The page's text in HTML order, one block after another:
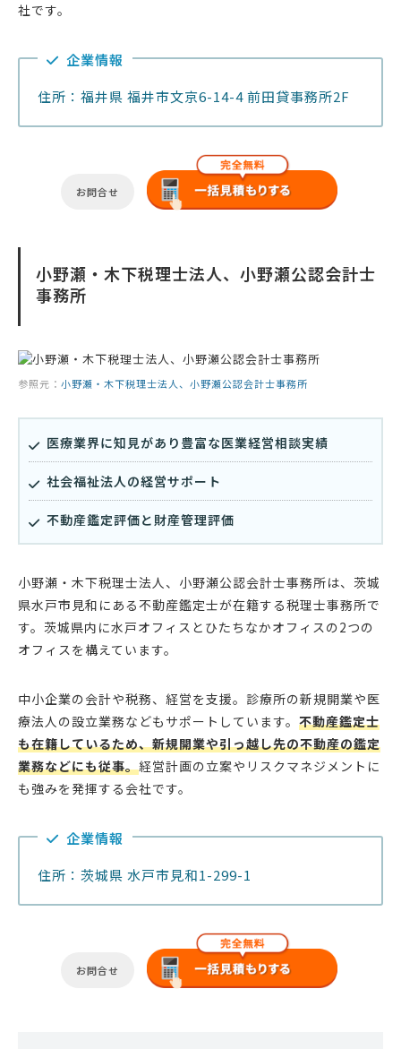
社です。
企業情報
住所：福井県 福井市文京6-14-4 前田貸事務所2F
お問合せ
小野瀬・木下税理士法人、小野瀬公認会計士
事務所
参照元： 小野瀬・木下税理士法人、小野瀬公認会計士事務所
医療業界に知見があり豊富な医業経営相談実績
社会福祉法人の経営サポート
不動産鑑定評価と財産管理評価
小野瀬・木下税理士法人、小野瀬公認会計士事務所は、茨城
県水戸市見和にある不動産鑑定士が在籍する税理士事務所で
す。茨城県内に水戸オフィスとひたちなかオフィスの2つの
オフィスを構えています。
中小企業の会計や税務、経営を支援。診療所の新規開業や医
療法人の設立業務などもサポートしています。 不動産鑑定士
も在籍しているため、新規開業や引っ越し先の不動産の鑑定
業務などにも従事。経営計画の立案やリスクマネジメントに
も強みを発揮する会社です。
企業情報
住所：茨城県 水戸市見和1-299-1
お問合せ